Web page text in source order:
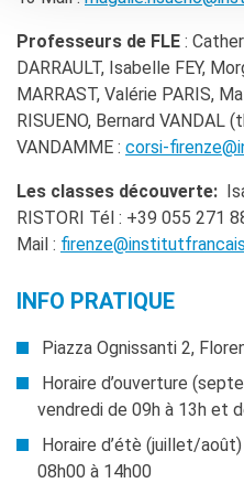
Professeurs de FLE :
DARRAULT, Isabelle FEY,
MARRAST, Valérie PARIS,
RISUENO, Bernard VANDAL
VANDAMME : corsi-
Les classes découverte:
RISTORI Tél : +39 055 271
Mail :
INFO PRATIQUE
Piazza Ognissanti 2,
Horaire d’ouverture
vendredi de 09h à 13h et
Horaire d’étè (juillet/
08h00 à 14h00